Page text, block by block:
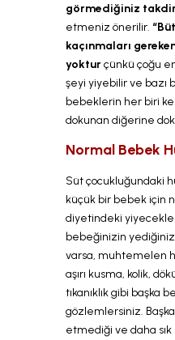
görmediğiniz
etmeniz önerilir.
kaçınmaları
yokturçünkü çoğu
şeyi yiyebilir ve bazı
bebeklerin her biri
dokunan diğerine
Normal Bebek
Süt çocukluğundaki
küçük bir bebek için
diyetindeki
bebeğinizin yediğiniz
varsa, muhtemelen
aşırı kusma, kolik,
tıkanıklık gibi başka
gözlemlersiniz.
etmediği ve daha